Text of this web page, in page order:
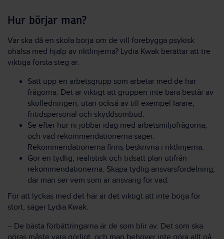
Hur börjar man?
Var ska då en skola börja om de vill förebygga psykisk
ohälsa med hjälp av riktlinjerna? Lydia Kwak berättar att tre
viktiga första steg är:
Sätt upp en arbetsgrupp som arbetar med de här
frågorna. Det är viktigt att gruppen inte bara består av
skolledningen, utan också av till exempel lärare,
fritidspersonal och skyddsombud.
Se efter hur ni jobbar idag med arbetsmiljöfrågorna,
och vad rekommendationerna säger.
Rekommendationerna finns beskrivna i riktlinjerna.
Gör en tydlig, realistisk och tidsatt plan utifrån
rekommendationerna. Skapa tydlig ansvarsfördelning,
där man ser vem som är ansvarig för vad.
För att lyckas med det här är det viktigt att inte börja för
stort, säger Lydia Kwak.
– De bästa förbättringarna är de som blir av. Det som ska
göras måste vara görligt, och man behöver inte göra allt på